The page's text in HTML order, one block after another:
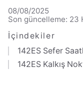
08/08/2025
Son güncelleme: 23
İçindekiler
142ES Sefer
142ES Kalkış